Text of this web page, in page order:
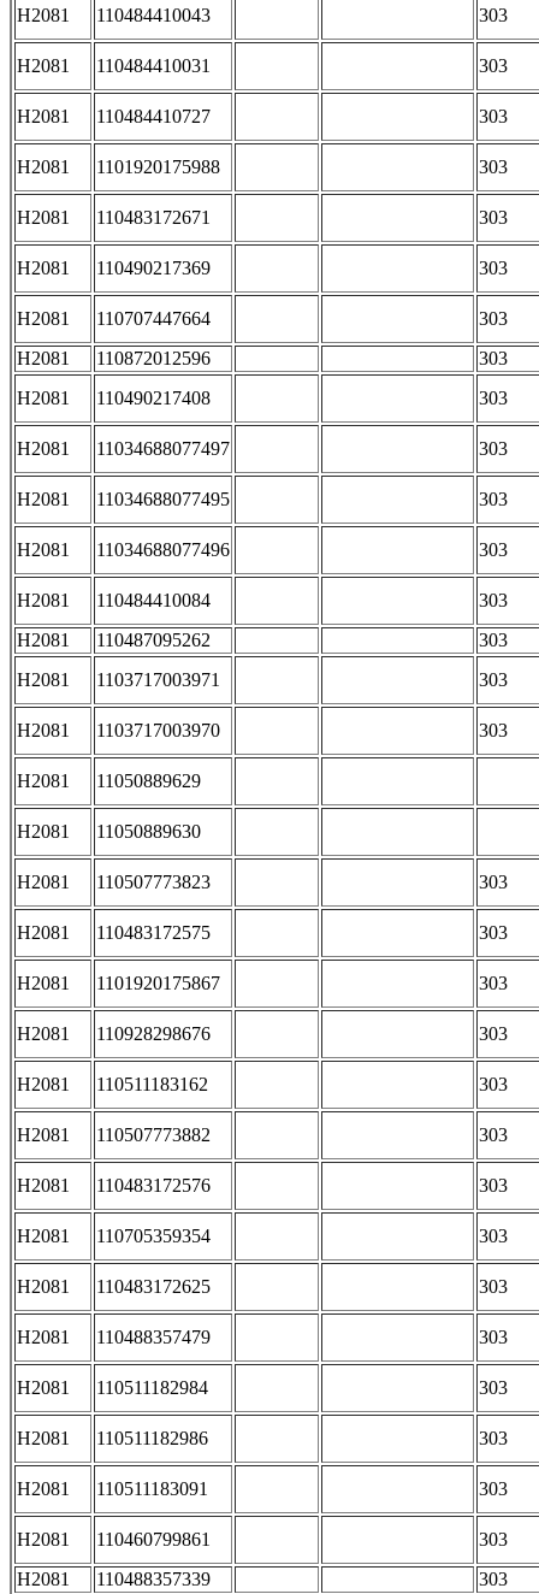
H2081 110484410043 303
H2081 110484410031 303
H2081 110484410727 303
H2081 1101920175988 303
H2081 110483172671 303
H2081 110490217369 303
H2081 110707447664
303
H2081
110872012596
303
H2081
110490217408 303
H2081 11034688077497 303
H2081 11034688077495 303
H2081 11034688077496 303
H2081 110484410084
303
H2081
110487095262
303
H2081
1103717003971 303
H2081 1103717003970 303
H2081 11050889629
H2081 11050889630
H2081 110507773823 303
H2081 110483172575 303
H2081 1101920175867 303
H2081 110928298676 303
H2081 110511183162 303
H2081 110507773882 303
H2081 110483172576 303
H2081 110705359354 303
H2081 110483172625 303
H2081 110488357479 303
H2081 110511182984 303
H2081 110511182986 303
H2081 110511183091 303
H2081 110460799861
303
H2081
110488357339 303